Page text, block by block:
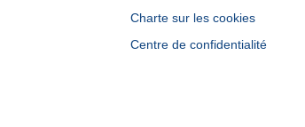
Charte sur les cookies
Centre de confidentialité